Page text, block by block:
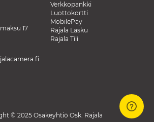
Verkkopankki
Luottokortti
MobilePay
Rajala Lasku
Rajala Tili
17
© 2025 Osakeyhtiö Osk. Rajala